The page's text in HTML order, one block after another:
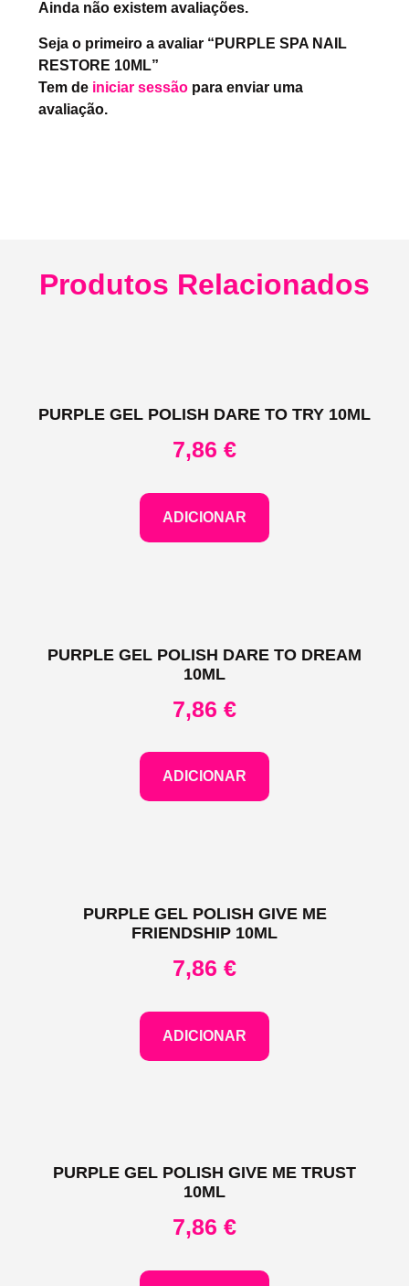
Ainda não existem avaliações.
Seja o primeiro a avaliar “PURPLE SPA NAIL
RESTORE 10ML”
Tem de iniciar sessão para enviar uma
avaliação.
Produtos Relacionados
PURPLE GEL POLISH DARE TO TRY 10ML
7,86 €
ADICIONAR
PURPLE GEL POLISH DARE TO DREAM
10ML
7,86 €
ADICIONAR
PURPLE GEL POLISH GIVE ME
FRIENDSHIP 10ML
7,86 €
ADICIONAR
PURPLE GEL POLISH GIVE ME TRUST
10ML
7,86 €